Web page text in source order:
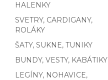
HALENKY
SVETRY, CARDIGANY,
ROLÁKY
ŠATY, SUKNE, TUNIKY
BUNDY, VESTY, KABÁTIKY
LEGÍNY, NOHAVICE,